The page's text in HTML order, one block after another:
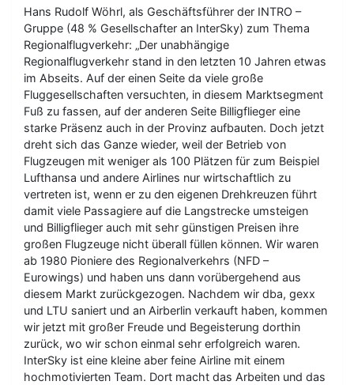
Hans Rudolf Wöhrl, als Geschäftsführer der INTRO –
Gruppe (48 % Gesellschafter an InterSky) zum Thema
Regionalflugverkehr: „Der unabhängige
Regionalflugverkehr stand in den letzten 10 Jahren etwas
im Abseits. Auf der einen Seite da viele große
Fluggesellschaften versuchten, in diesem Marktsegment
Fuß zu fassen, auf der anderen Seite Billigflieger eine
starke Präsenz auch in der Provinz aufbauten. Doch jetzt
dreht sich das Ganze wieder, weil der Betrieb von
Flugzeugen mit weniger als 100 Plätzen für zum Beispiel
Lufthansa und andere Airlines nur wirtschaftlich zu
vertreten ist, wenn er zu den eigenen Drehkreuzen führt
damit viele Passagiere auf die Langstrecke umsteigen
und Billigflieger auch mit sehr günstigen Preisen ihre
großen Flugzeuge nicht überall füllen können. Wir waren
ab 1980 Pioniere des Regionalverkehrs (NFD –
Eurowings) und haben uns dann vorübergehend aus
diesem Markt zurückgezogen. Nachdem wir dba, gexx
und LTU saniert und an Airberlin verkauft haben, kommen
wir jetzt mit großer Freude und Begeisterung dorthin
zurück, wo wir schon einmal sehr erfolgreich waren.
InterSky ist eine kleine aber feine Airline mit einem
hochmotivierten Team. Dort macht das Arbeiten und das